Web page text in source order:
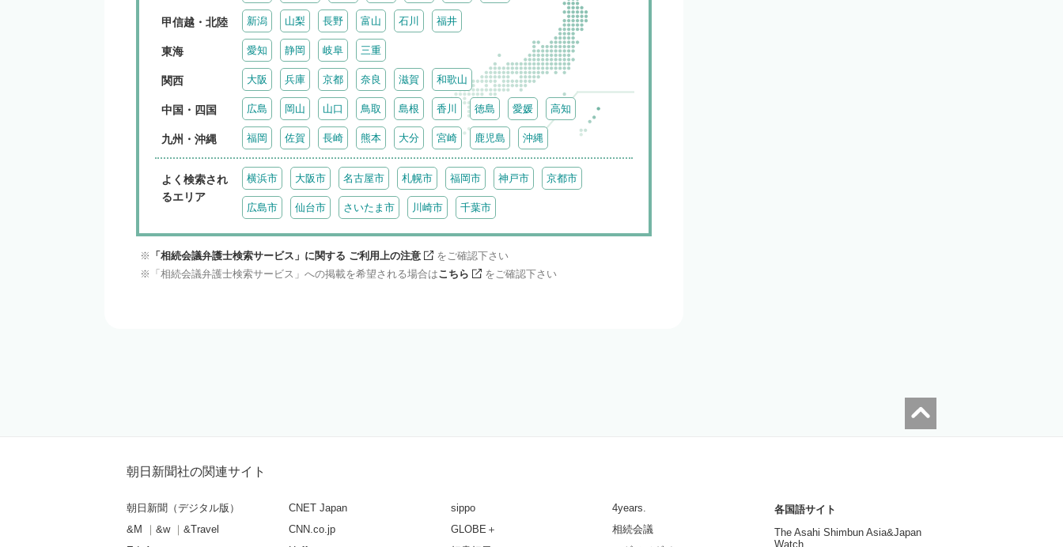
甲信越・北陸 新潟 山梨 長野 富山 石川 福井
東海 愛知 静岡 岐阜 三重
関西 大阪 兵庫 京都 奈良 滋賀 和歌山
中国・四国 広島 岡山 山口 鳥取 島根 香川 徳島 愛媛 高知
九州・沖縄 福岡 佐賀 長崎 熊本 大分 宮崎 鹿児島 沖縄
よく検索され
るエリア
横浜市 大阪市 名古屋市 札幌市 福岡市 神戸市 京都市
広島市 仙台市 さいたま市 川崎市 千葉市
「相続会議弁護士検索サービス」に関する ご利用上の注意
をご確認下さい
「相続会議弁護士検索サービス」への掲載を希望される場合はこちら をご確認下さい
朝日新聞社の関連サイト
朝日新聞（デジタル版）
&M
&w
&Travel
CNET Japan
CNN.co.jp
sippo
GLOBE＋
4years.
相続会議
各国語サイト
The Asahi Shimbun Asia&Japan
Watch